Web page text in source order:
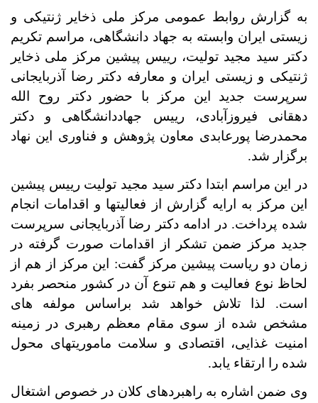
به گزارش روابط عمومی مرکز ملی ذخایر ژنتیکی و
زیستی ایران وابسته به جهاد دانشگاهی، مراسم تکریم
دکتر سید مجید تولیت، رییس پیشین مرکز ملی ذخایر
ژنتیکی و زیستی ایران و معارفه دکتر رضا آذربایجانی
سرپرست جدید این مرکز با حضور دکتر روح الله
دهقانی فیروزآبادی، رییس جهاددانشگاهی و دکتر
محمدرضا پورعابدی معاون پژوهش و فناوری این نهاد
برگزار شد.
در این مراسم ابتدا دکتر سید مجید تولیت رییس پیشین
این مرکز به ارایه گزارش از فعالیتها و اقدامات انجام
شده پرداخت. در ادامه دکتر رضا آذربایجانی سرپرست
جدید مرکز ضمن تشکر از اقدامات صورت گرفته در
زمان دو ریاست پیشین مرکز گفت: این مرکز از هم از
لحاظ نوع فعالیت و هم تنوع آن در کشور منحصر بفرد
است. لذا تلاش خواهد شد براساس مولفه های
مشخص شده از سوی مقام معظم رهبری در زمینه
امنیت غذایی، اقتصادی و سلامت ماموریتهای محول
شده را ارتقاء یابد.
وی ضمن اشاره به راهبردهای کلان در خصوص اشتغال